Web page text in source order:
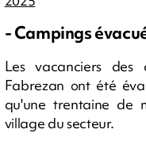
- Campings
Les vacanciers
Fabrezan ont été
qu'une trentaine de
village du secteur.